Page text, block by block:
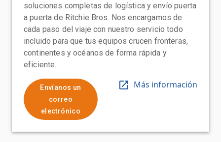
soluciones completas de logística y envío puerta
a puerta de Ritchie Bros. Nos encargamos de
cada paso del viaje con nuestro servicio todo
incluido para que tus equipos crucen fronteras,
continentes y océanos de forma rápida y
eficiente.
Envíanos un
correo
electrónico
Más información